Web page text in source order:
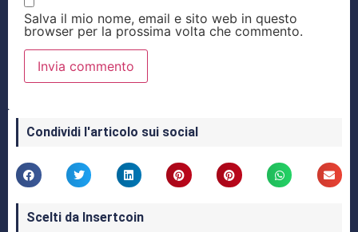
Salva il mio nome, email e sito web in questo
browser per la prossima volta che commento.
Condividi l'articolo sui social
Scelti da Insertcoin